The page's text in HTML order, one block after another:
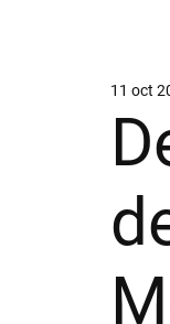
11 oct